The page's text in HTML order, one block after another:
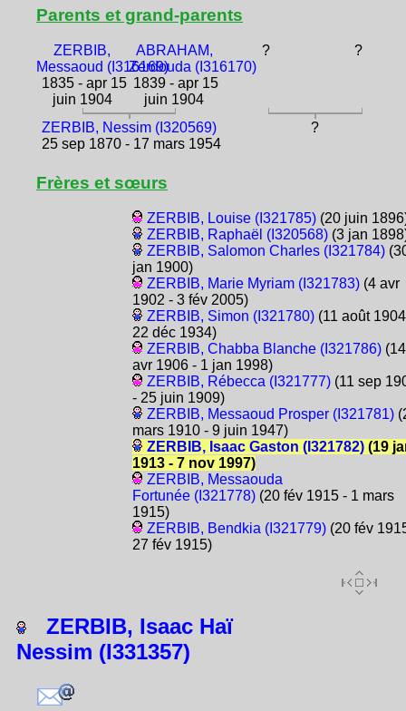
Parents et grand-parents
ZERBIB,
Messaoud (I316169)
1835 - apr 15
juin 1904
ABRAHAM,
Zerdouda (I316170)
1839 - apr 15
juin 1904
? ?
ZERBIB, Nessim (I320569)
25 sep 1870 - 17 mars 1954
?
Frères et sœurs
ZERBIB, Louise (I321785)(20 juin
ZERBIB, Raphaël (I320568)(3 jan
ZERBIB, Salomon Charles (I321784)
jan 1900)
ZERBIB, Marie Myriam (I321783)(4 avr
1902 - 3 fév 2005)
ZERBIB, Simon (I321780)(11 août
22 déc 1934)
ZERBIB, Chabba Blanche (I321786)(14
avr 1906 - 1 jan 1998)
ZERBIB, Rébecca (I321777)(11 sep
- 25 juin 1909)
ZERBIB, Messaoud Prosper (I321781)
mars 1910 - 9 juin 1947)
ZERBIB, Isaac Gaston (I321782)(19
1913 - 7 nov 1997)
ZERBIB, Messaouda
Fortunée (I321778)(20 fév 1915 - 1 mars
1915)
ZERBIB, Bendkia (I321779)(20 fév
27 fév 1915)
ZERBIB, Isaac Haï
Nessim (I331357)